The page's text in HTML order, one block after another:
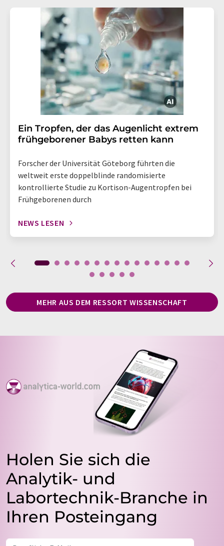
Ein Tropfen, der das Augenlicht extrem
frühgeborener Babys retten kann
Forscher der Universität Göteborg führten die
weltweit erste doppelblinde randomisierte
kontrollierte Studie zu Kortison-Augentropfen bei
Frühgeborenen durch
NEWS LESEN
MEHR AUS DEM RESSORT WISSENSCHAFT
Holen Sie sich die
Analytik- und
Labortechnik-Branche in
Ihren Posteingang